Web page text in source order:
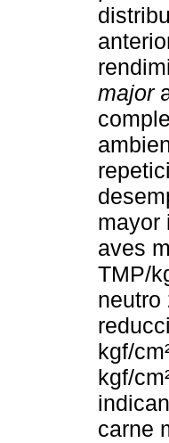
major
mayor
aves
TMP/
neutro
kgf/
kgf/
carne